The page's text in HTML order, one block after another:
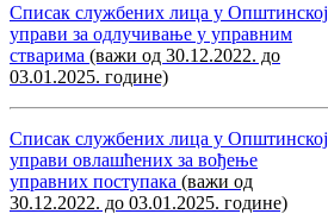
Списак службених лица у Општинској
управи за одлучивање у управним
стварима (важи од 30.12.2022. до
03.01.2025. године)
Списак службених лица у Општинској
управи овлашћених за вођење
управних поступака (важи од
30.12.2022. до 03.01.2025. године)